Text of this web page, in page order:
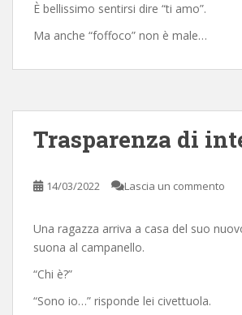
È bellissimo sentirsi dire “ti amo”.
Ma anche “foffoco” non è male…
Trasparenza di
14/03/2022 Lascia un commento
Una ragazza arriva a casa del suo
suona al campanello.
“Chi è?”
“Sono io…” risponde lei civettuola.